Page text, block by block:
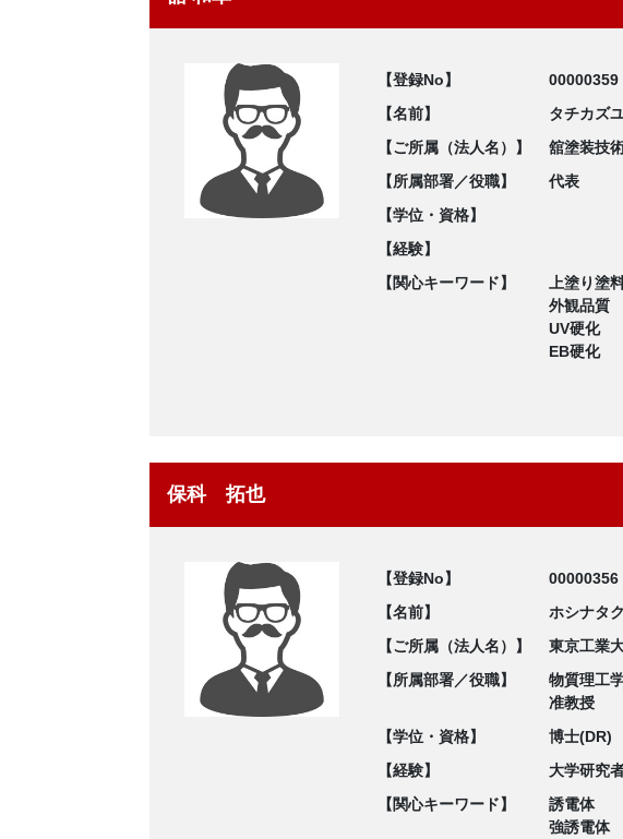
【登録No】
00000359
【名前】
タチカズ
【ご所属（法人名）】
舘塗装技
【所属部署／役職】
代表
【学位・資格】
【経験】
【関心キーワード】
上塗り塗
外観品質
UV硬化
EB硬化
保科 拓也
【登録No】
00000356
【名前】
ホシナタ
【ご所属（法人名）】
東京工業
【所属部署／役職】
物質理工
准教授
【学位・資格】
博士(DR)
【経験】
大学研究
【関心キーワード】
誘電体
強誘電体